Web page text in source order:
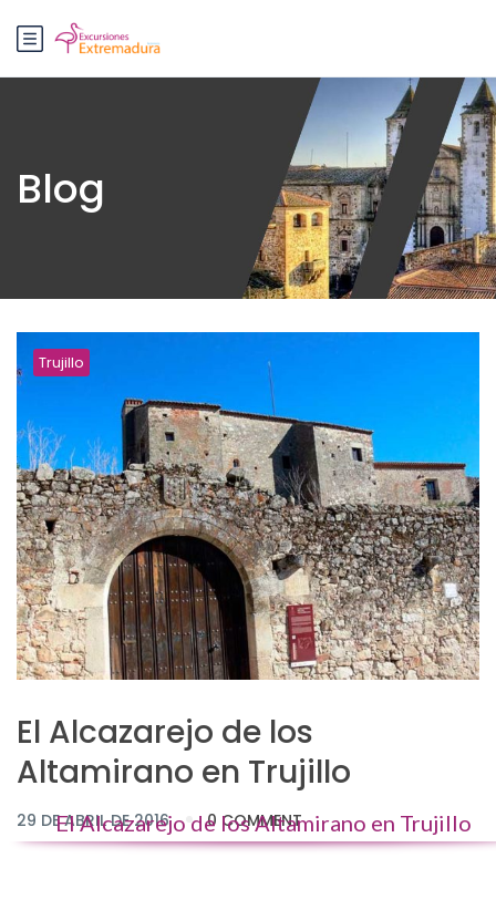
Blog
Trujillo
El Alcazarejo de los
Altamirano en Trujillo
29 DE ABRIL DE 2016 0 COMMENT
El Alcazarejo de los Altamirano en Trujillo